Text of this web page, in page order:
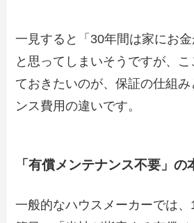
一見すると「30年間は家にお金
と思ってしまいそうですが、
ておきたいのが、保証の仕組
ンス費用の違いです。
「有償メンテナンス不要」の
一般的なハウスメーカーでは